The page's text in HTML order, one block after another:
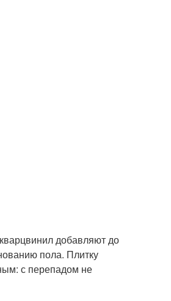
добавляют до
пола. Плитку
с перепадом не